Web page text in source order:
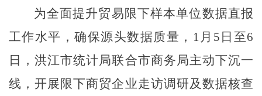
为全面提升贸易限下样本单位数据直报
工作水平，确保源头数据质量， 1 月 5 日至6
日，洪江市统计局联合市商务局主动下沉一
线，开展限下商贸企业走访调研及数据核查